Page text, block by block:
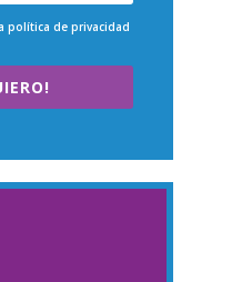
política de privacidad